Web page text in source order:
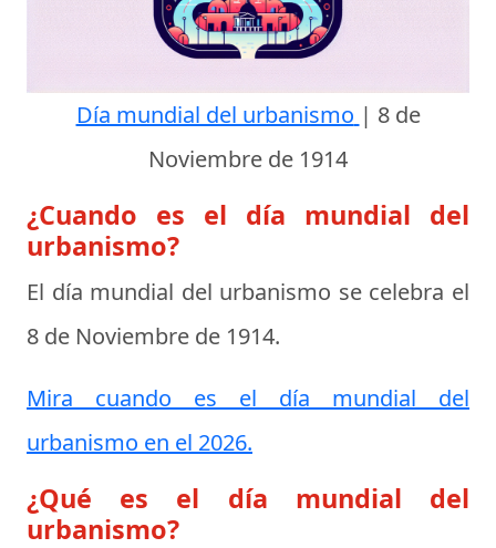
Día mundial del urbanismo | 8 de
Noviembre de 1914
¿Cuando es el día mundial del
urbanismo?
El día mundial del urbanismo se celebra el
8 de Noviembre de 1914.
Mira cuando es el día mundial del
urbanismo en el 2026.
¿Qué es el día mundial del
urbanismo?